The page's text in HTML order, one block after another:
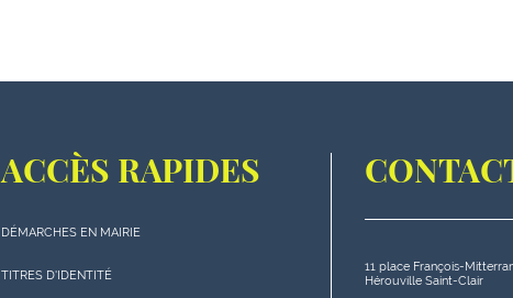
ACCÈS RAPIDES
"Accès
DÉMARCHES EN MAIRIE
TITRES D'IDENTITÉ
11 place François-
Hérouville Saint-Clair